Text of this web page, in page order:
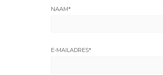
NAAM*
E-MAILADRES*